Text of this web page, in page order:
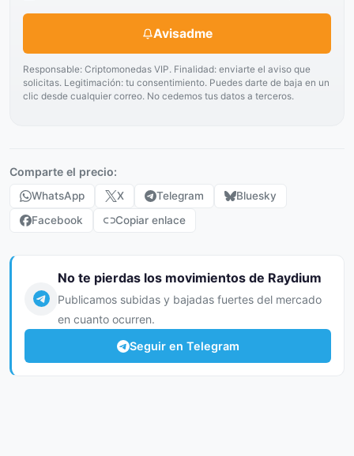
Avisadme
Responsable: Criptomonedas VIP. Finalidad: enviarte el aviso que
solicitas. Legitimación: tu consentimiento. Puedes darte de baja en un
clic desde cualquier correo. No cedemos tus datos a terceros.
Comparte el precio:
WhatsApp X Telegram
Bluesky
Facebook
Copiar enlace
No te pierdas los movimientos de Raydium
Publicamos subidas y bajadas fuertes del mercado
en cuanto ocurren.
Seguir en Telegram